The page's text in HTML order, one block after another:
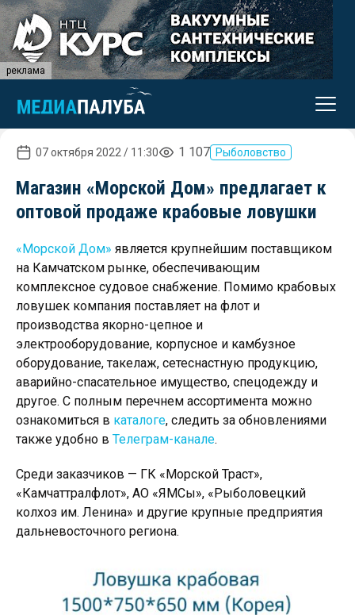
реклама
07 октября 2022 / 11:30 1 107 Рыболовство
Магазин «Морской Дом» предлагает к
оптовой продаже крабовые ловушки
«Морской Дом» является крупнейшим поставщиком
на Камчатском рынке, обеспечивающим
комплексное судовое снабжение. Помимо крабовых
ловушек компания поставляет на флот и
производства якорно-цепное и
электрооборудование, корпусное и камбузное
оборудование, такелаж, сетеснастную продукцию,
аварийно-спасательное имущество, спецодежду и
другое. С полным перечнем ассортимента можно
ознакомиться в каталоге, следить за обновлениями
также удобно в Телеграм-канале.
Среди заказчиков — ГК «Морской Траст»,
«Камчаттралфлот», АО «ЯМСы», «Рыболовецкий
колхоз им. Ленина» и другие крупные предприятия
дальневосточного региона.